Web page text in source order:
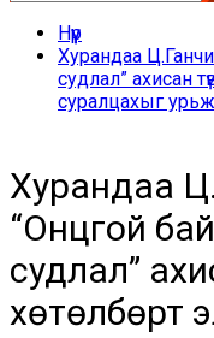
Нүүр
Хурандаа
судлал” ахисан
суралцахыг
Хурандаа
“Онцгой
судлал”
хөтөлбөрт